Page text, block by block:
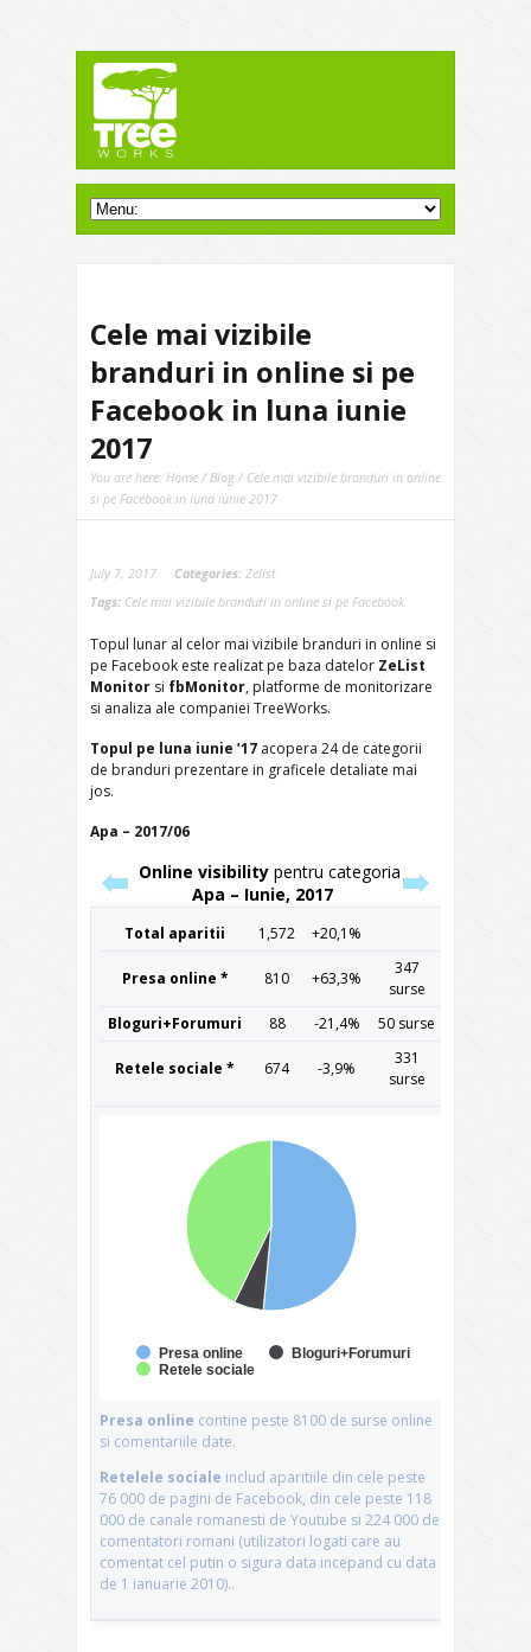
Cele mai vizibile
branduri in online si pe
Facebook in luna iunie
2017
You are here: Home /Blog / Cele mai vizibile branduri in online
si pe Facebook in luna iunie 2017
July 7, 2017 Categories: Zelist
Tags: Cele mai vizibile branduri in online si pe Facebook
Topul lunar al celor mai vizibile branduri in online si
pe Facebook este realizat pe baza datelor ZeList
Monitor si fbMonitor, platforme de monitorizare
si analiza ale companiei TreeWorks.
Topul pe luna iunie ’17 acopera 24 de categorii
de branduri prezentare in graficele detaliate mai
jos.
Apa – 2017/06